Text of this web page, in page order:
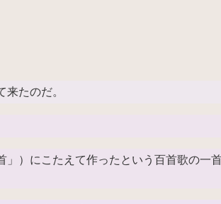
たのだ。
」）にこたえて作ったという百首歌の一